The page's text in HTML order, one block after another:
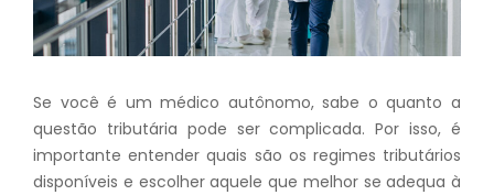
Se você é um médico autônomo, sabe o quanto a
questão tributária pode ser complicada. Por isso, é
importante entender quais são os regimes tributários
disponíveis e escolher aquele que melhor se adequa à